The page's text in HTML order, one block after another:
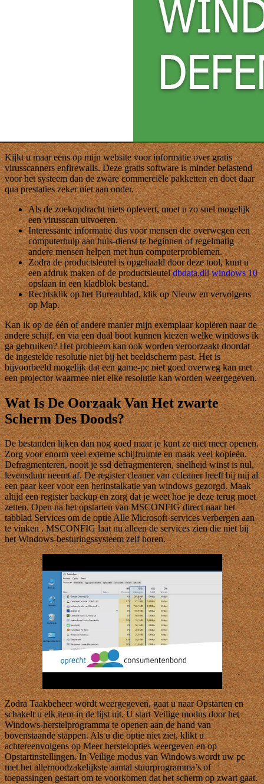
Kijkt u maar eens op mijn website voor informatie over gratis
virusscanners enfirewalls. Deze gratis software is minder belastend
voor het systeem dan de zware commerciële pakketten en doet daar
qua prestaties zeker niet aan onder.
Als de zoekopdracht niets oplevert, moet u zo snel mogelijk
een virusscan uitvoeren.
Interessante informatie dus voor mensen die overwegen een
computerhulp aan huis-dienst te beginnen of regelmatig
andere mensen helpen met hun computerproblemen.
Zodra de productsleutel is opgehaald door deze tool, kunt u
een afdruk maken of de productsleuteldbdata.dll windows 10
opslaan in een kladblok bestand.
Rechtsklik op het Bureaublad, klik op Nieuw en vervolgens
op Map.
Kan ik op de één of andere manier mijn exemplaar kopiëren naar de
andere schijf, en via een dual boot kunnen kiezen welke windows ik
ga gebruiken? Het probleem kan ook worden veroorzaakt doordat
de ingestelde resolutie niet bij het beeldscherm past. Het is
bijvoorbeeld mogelijk dat een game-pc niet goed overweg kan met
een projector waarmee niet elke resolutie kan worden weergegeven.
Wat Is De Oorzaak Van Het zwarte
Scherm Des Doods?
De bestanden lijken dan nog goed maar je kunt ze niet meer openen.
Zorg voor enorm veel externe schijfruimte en maak veel kopieën.
Defragmenteren, nooit je ssd defragmenteren, snelheid winst is nul,
levensduur neemt af. De register cleaner van ccleaner heeft bij mij al
een paar keer voor een herinstalkatie van windows gezorgd. Maak
altijd een register backup en zorg dat je weet hoe je deze terug moet
zetten. Open na het opstarten van MSCONFIG direct naar het
tabblad Services om de optie Alle Microsoft-services verbergen aan
te vinken . MSCONFIG laat nu alleen de services zien die niet bij
het Windows-besturingssysteem zelf horen.
Zodra Taakbeheer wordt weergegeven, gaat u naar Opstarten en
schakelt u elk item in de lijst uit. U start Veilige modus door het
Windows-herstelprogramma te openen aan de hand van
bovenstaande stappen. Als u die optie niet ziet, klikt u
achtereenvolgens op Meer herstelopties weergeven en op
Opstartinstellingen. In Veilige modus van Windows wordt uw pc
met het allernoodzakelijkste aantal stuurprogramma’s of
toepassingen gestart om te voorkomen dat het scherm op zwart gaat.